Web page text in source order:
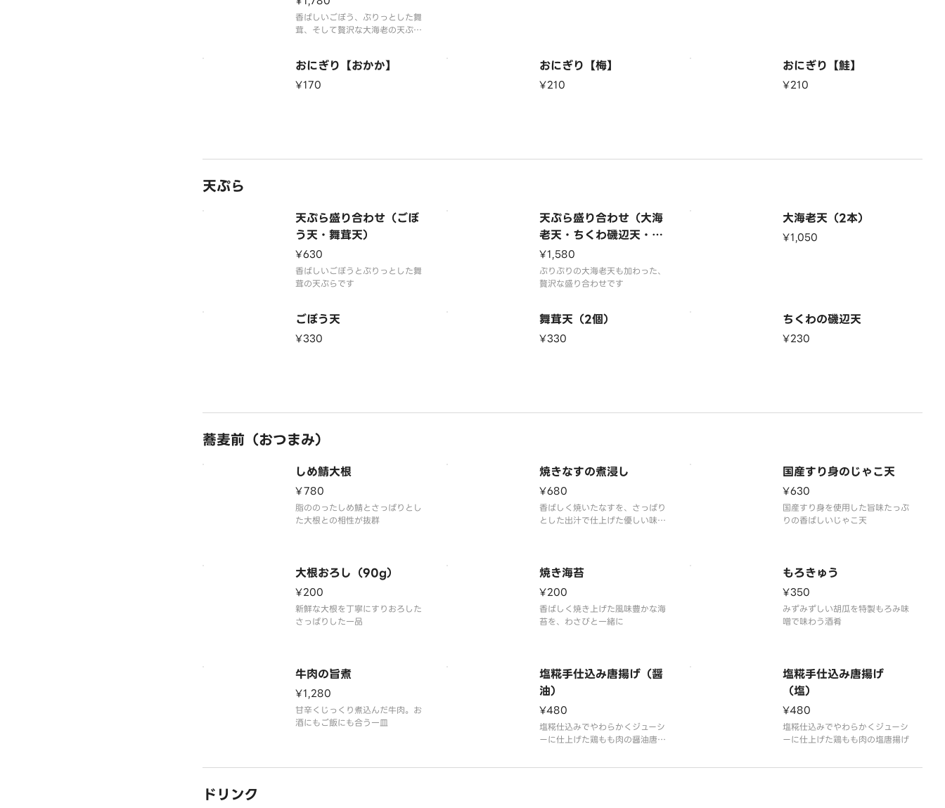
香ばしいごぼう、ぷりっとした舞
茸、そして贅沢な大海老の天ぷら
スにした特製天丼タレが、素材の
旨みを一層引き立てます。
おにぎり【おかか】
¥170
おにぎり【梅】
¥210
おにぎり【鮭】
¥210
天ぷら
天ぷら盛り合わせ（ごぼ
う天・舞茸天）
¥630
香ばしいごぼうとぷりっとした舞
茸の天ぷらです
天ぷら盛り合わせ（大海
老天・ちくわ磯辺天・ご
ぼう天・舞茸天）
¥1,580
ぷりぷりの大海老天も加わった、
贅沢な盛り合わせです
大海老天（2本）
¥1,050
ごぼう天
¥330
舞茸天（2個）
¥330
ちくわの磯辺天
¥230
蕎麦前（おつまみ）
しめ鯖大根
¥780
脂ののったしめ鯖とさっぱりとし
た大根との相性が抜群
焼きなすの煮浸し
¥680
香ばしく焼いたなすを、さっぱり
とした出汁で仕上げた優しい味わ
国産すり身のじゃこ天
¥630
国産すり身を使用した旨味たっぷ
りの香ばしいじゃこ天
大根おろし（90g）
¥200
新鮮な大根を丁寧にすりおろした
さっぱりした一品
焼き海苔
¥200
香ばしく焼き上げた風味豊かな海
苔を、わさびと一緒に
もろきゅう
¥350
みずみずしい胡瓜を特製もろみ味
噌で味わう酒肴
牛肉の旨煮
¥1,280
甘辛くじっくり煮込んだ牛肉。お
酒にもご飯にも合う一皿
塩糀手仕込み唐揚げ（醤
油）
¥480
塩糀仕込みでやわらかくジューシ
ーに仕上げた鶏もも肉の醤油唐揚
塩糀手仕込み唐揚げ
（塩）
¥480
塩糀仕込みでやわらかくジューシ
ーに仕上げた鶏もも肉の塩唐揚げ
ドリンク